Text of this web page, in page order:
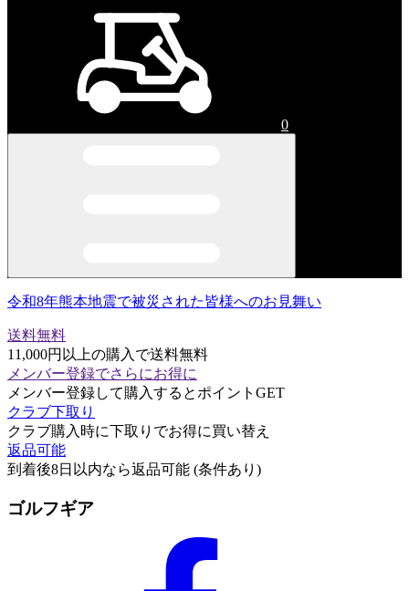
0
令和8年熊本地震で被災された皆様へのお見舞い
送料無料
11,000円以上の購入で送料無料
メンバー登録でさらにお得に
メンバー登録して購入するとポイントGET
クラブ下取り
クラブ購入時に下取りでお得に買い替え
返品可能
到着後8日以内なら返品可能 (条件あり)
ゴルフギア